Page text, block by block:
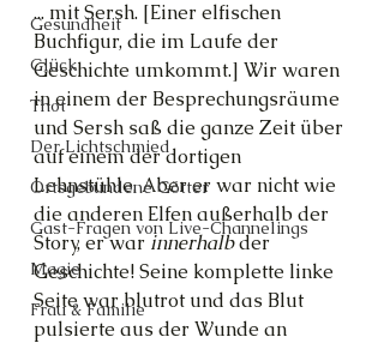
Gesundheit
Glück
Thot
Der Lichtschmied
Ortsgebundene Götter
Gast-Fragen von Live-Channelings
Magie
Frau & Familie
... mit Sersh. [Einer elfischen
Buchfigur, die im Laufe der
Geschichte umkommt.] Wir waren
in einem der Besprechungsräume
und Sersh saß die ganze Zeit über
auf einem der dortigen
Lehnstühle. Aber er war nicht wie
die anderen Elfen außerhalb der
Story, er war innerhalb der
Geschichte! Seine komplette linke
Seite war blutrot und das Blut
pulsierte aus der Wunde an